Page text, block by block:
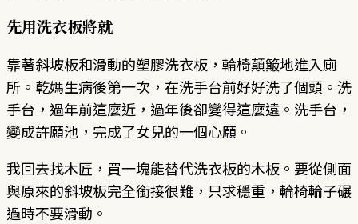
先用洗衣板將就
靠著斜坡板和滑動的塑膠洗衣板，輪椅顛簸地進入廁
所。乾媽生病後第一次，在洗手台前好好洗了個頭。洗
手台，過年前這麼近，過年後卻變得這麼遠。洗手台，
變成許願池，完成了女兒的一個心願。
我回去找木匠，買一塊能替代洗衣板的木板。要從側面
與原來的斜坡板完全銜接很難，只求穩重，輪椅輪子碾
過時不要滑動。